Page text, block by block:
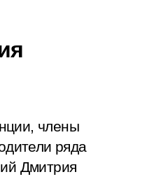
члены
ряда
Дмитрия